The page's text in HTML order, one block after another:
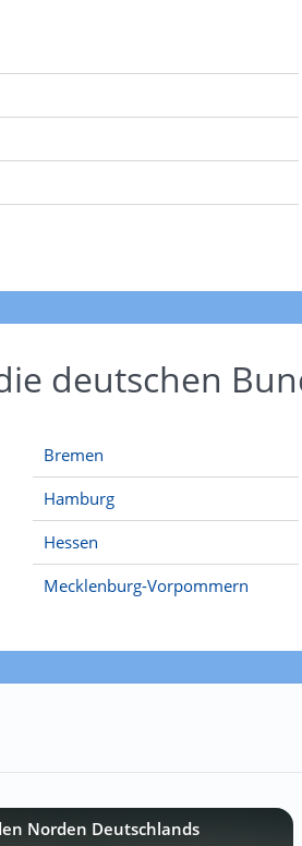
deutschen
Bremen
Hamburg
Hessen
Mecklenburg-Vorpommern
Norden Deutschlands